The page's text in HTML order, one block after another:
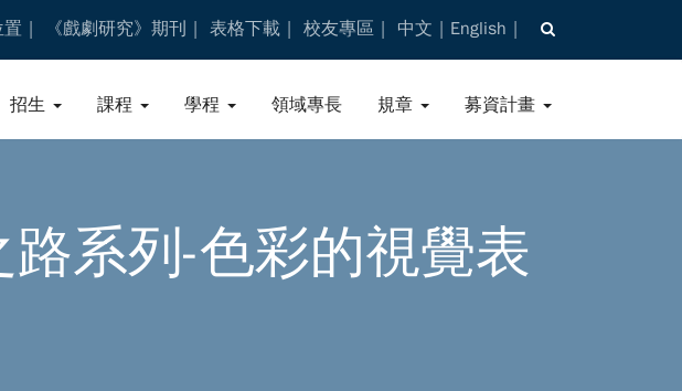
《戲劇研究》期刊 表格下載 校友專區 中文 English
招生 課程 學程 領域專長 規章 募資計畫
系列-色彩的視覺表